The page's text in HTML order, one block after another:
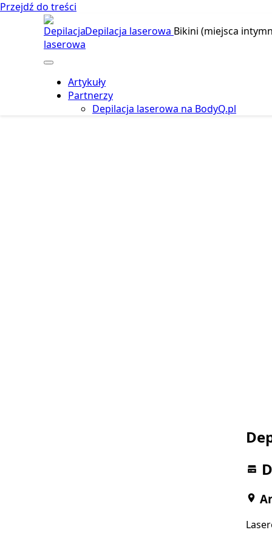
Przejdź do treści
Depilacja laserowa Bikini (miejsca
Artykuły
Partnerzy
Depilacja laserowa na BodyQ.pl